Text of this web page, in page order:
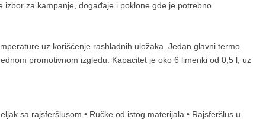
za kampanje, događaje i poklone gde je potrebno
uz korišćenje rashladnih uložaka. Jedan glavni termo
promotivnom izgledu. Kapacitet je oko 6 limenki od 0,5 l, uz
sa rajsferšlusom • Ručke od istog materijala • Rajsferšlus u